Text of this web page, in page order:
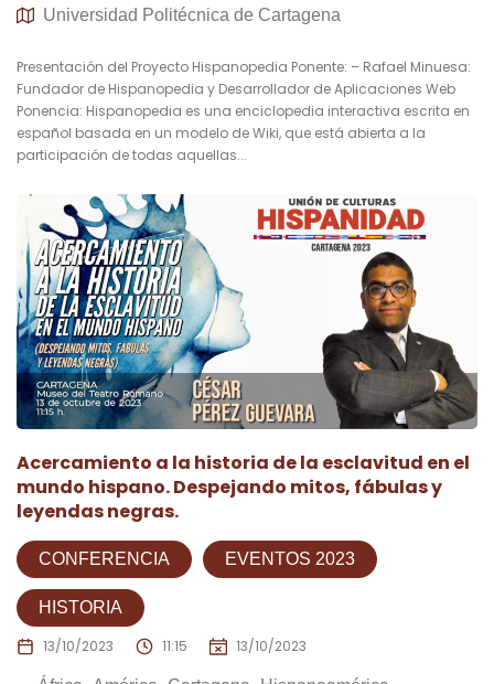
Universidad Politécnica de Cartagena
Presentación del Proyecto Hispanopedia Ponente: – Rafael Minuesa:
Fundador de Hispanopedia y Desarrollador de Aplicaciones Web
Ponencia: Hispanopedia es una enciclopedia interactiva escrita en
español basada en un modelo de Wiki, que está abierta a la
participación de todas aquellas...
Acercamiento a la historia de la esclavitud en el
mundo hispano. Despejando mitos, fábulas y
leyendas negras.
CONFERENCIA EVENTOS 2023
HISTORIA
13/10/2023 11:15 13/10/2023